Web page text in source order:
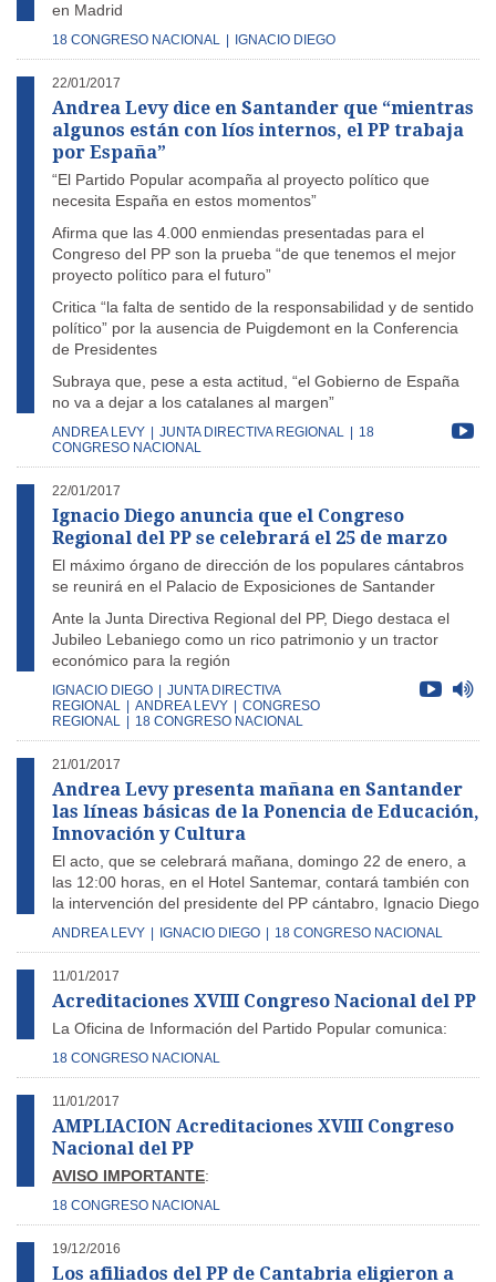
en Madrid
18 CONGRESO NACIONAL IGNACIO DIEGO
22/01/2017
Andrea Levy dice en Santander que “mientras
algunos están con líos internos, el PP trabaja
por España”
“El Partido Popular acompaña al proyecto político que
necesita España en estos momentos”
Afirma que las 4.000 enmiendas presentadas para el
Congreso del PP son la prueba “de que tenemos el mejor
proyecto político para el futuro”
Critica “la falta de sentido de la responsabilidad y de sentido
político” por la ausencia de Puigdemont en la Conferencia
de Presidentes
Subraya que, pese a esta actitud, “el Gobierno de España
no va a dejar a los catalanes al margen”
ANDREA LEVY JUNTA DIRECTIVA REGIONAL
18
CONGRESO NACIONAL
22/01/2017
Ignacio Diego anuncia que el Congreso
Regional del PP se celebrará el 25 de marzo
El máximo órgano de dirección de los populares cántabros
se reunirá en el Palacio de Exposiciones de Santander
Ante la Junta Directiva Regional del PP, Diego destaca el
Jubileo Lebaniego como un rico patrimonio y un tractor
económico para la región
IGNACIO DIEGO
JUNTA DIRECTIVA
REGIONAL
ANDREA LEVY
CONGRESO
REGIONAL
18 CONGRESO NACIONAL
21/01/2017
Andrea Levy presenta mañana en Santander
las líneas básicas de la Ponencia de Educación,
Innovación y Cultura
El acto, que se celebrará mañana, domingo 22 de enero, a
las 12:00 horas, en el Hotel Santemar, contará también con
la intervención del presidente del PP cántabro, Ignacio Diego
ANDREA LEVY IGNACIO DIEGO 18 CONGRESO NACIONAL
11/01/2017
Acreditaciones XVIII Congreso Nacional del PP
La Oficina de Información del Partido Popular comunica:
18 CONGRESO NACIONAL
11/01/2017
AMPLIACION Acreditaciones XVIII Congreso
Nacional del PP
AVISO IMPORTANTE:
18 CONGRESO NACIONAL
19/12/2016
Los afiliados del PP de Cantabria eligieron a